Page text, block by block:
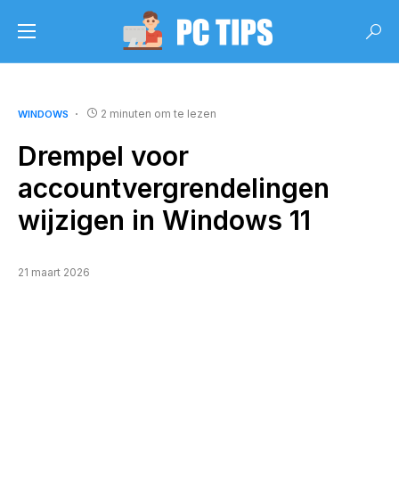
WINDOWS 2 minuten om te lezen
Drempel voor
accountvergrendelingen
wijzigen in Windows 11
21 maart 2026